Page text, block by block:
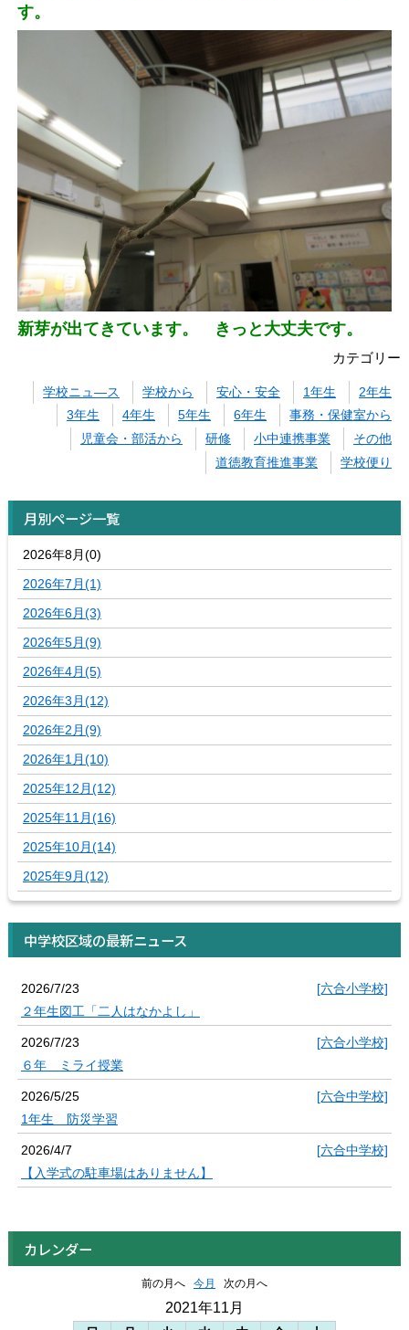
す。
新芽が出てきています。 きっと大丈夫です。
カテゴリー
学校ニュ―ス 学校から 安心・安全 1年生
2年生
3年生
4年生 5年生 6年生
事務・保健室から
児童会・部活から
研修 小中連携事業
その他
道徳教育推進事業
学校便り
月別ページ一覧
2026年8月(0)
2026年7月(1)
2026年6月(3)
2026年5月(9)
2026年4月(5)
2026年3月(12)
2026年2月(9)
2026年1月(10)
2025年12月(12)
2025年11月(16)
2025年10月(14)
2025年9月(12)
中学校区域の最新ニュース
2026/7/23
[六合小学校]
２年生図工「二人はなかよし」
2026/7/23
[六合小学校]
６年 ミライ授業
2026/5/25
[六合中学校]
1年生 防災学習
2026/4/7
[六合中学校]
【入学式の駐車場はありません】
カレンダー
前の月へ 今月 次の月へ
2021年11月